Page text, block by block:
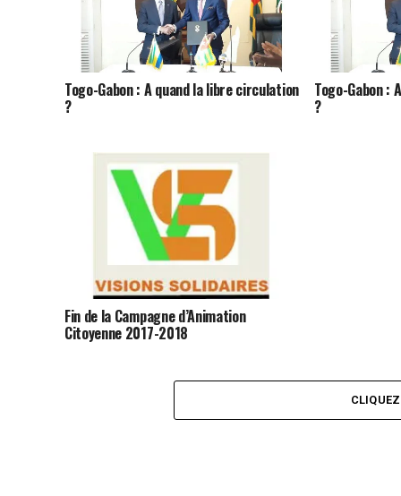
Togo-Gabon : A quand la libre circulation
?
Togo-Gabon :
?
Fin de la Campagne d’Animation
Citoyenne 2017-2018